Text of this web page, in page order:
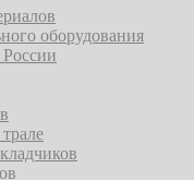
оборудования
России